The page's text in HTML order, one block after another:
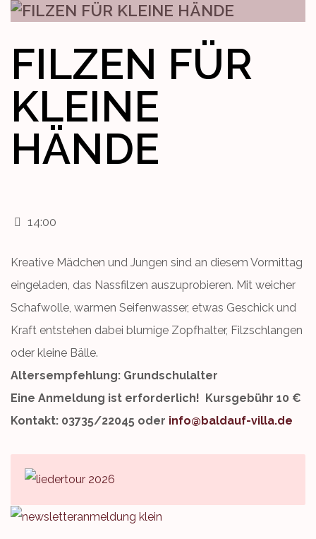
KONTAKT
FILZEN FÜR
KLEINE
HÄNDE
14:00
Kreative Mädchen und Jungen sind an diesem Vormittag
eingeladen, das Nassfilzen auszuprobieren. Mit weicher
Schafwolle, warmen Seifenwasser, etwas Geschick und
Kraft entstehen dabei blumige Zopfhalter, Filzschlangen
oder kleine Bälle.
Altersempfehlung: Grundschulalter
Eine Anmeldung ist erforderlich! Kursgebühr 10 €
Kontakt: 03735/22045 oder info@baldauf-villa.de